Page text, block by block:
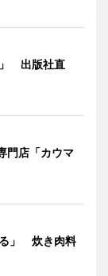
」 出版社直
門店「カウマ
る」 炊き肉料